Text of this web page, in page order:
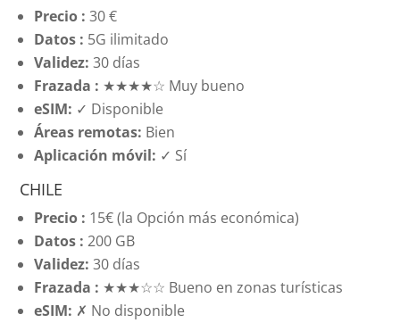
Precio : 30 €
Datos : 5G ilimitado
Validez: 30 días
Frazada : ★★★★☆ Muy bueno
eSIM: ✓ Disponible
Áreas remotas: Bien
Aplicación móvil: ✓ Sí
CHILE
Precio : 15€ (la Opción más económica)
Datos : 200 GB
Validez: 30 días
Frazada : ★★★☆☆ Bueno en zonas turísticas
eSIM: ✗ No disponible